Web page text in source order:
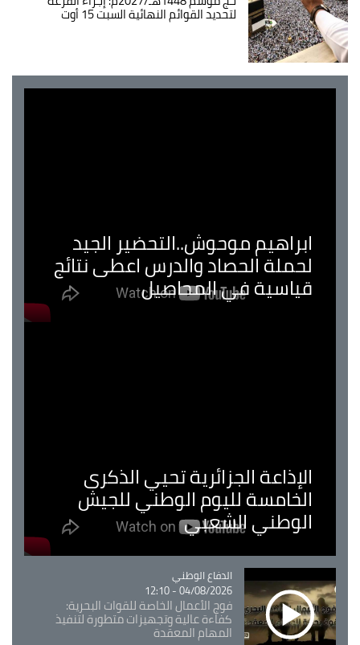
لتحديد القوائم النهائية السبت 15 أوت
ابراهيم موحوش..التحضير الجيد
لحملة الحصاد والدرس اعطى نتائج
قياسية في المحاصيل
الإذاعة الجزائرية تحيي الذكرى
الخامسة لليوم الوطني للجيش
الوطني الشعبي
Catégorie
الدفاع الوطني
04/08/2026 - 12:10
فوج الأعمال الخاصة للقوات البحرية:
كفاءة عالية وتجهيزات متطورة لتنفيذ
المهام المعقدة